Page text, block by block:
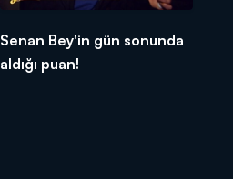
Senan Bey'in gün sonunda
aldığı puan!